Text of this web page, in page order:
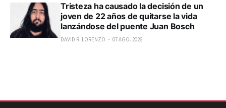
Tristeza ha causado la decisión de un
joven de 22 años de quitarse la vida
lanzándose del puente Juan Bosch
DAVID R. LORENZO 07 AGO. 2026